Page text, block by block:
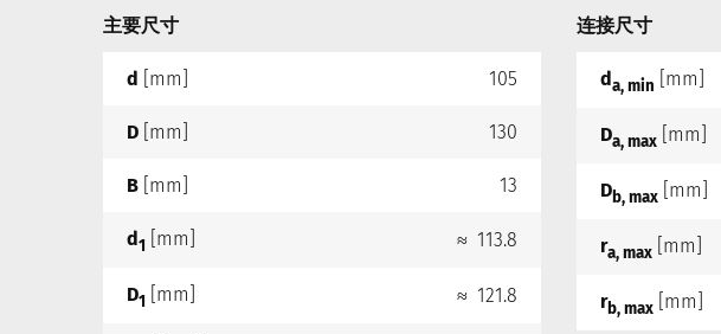
主要尺寸
d [mm] 105
D [mm] 130
B [mm] 13
d1 [mm] ≈ 113.8
D1 [mm] ≈ 121.8
连接尺寸
da, min [mm]
Da, max [mm]
Db, max [mm]
ra, max [mm]
rb, max [mm]